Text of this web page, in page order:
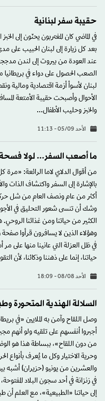
حقيبة سفر لبنانية
في الماضي كان المغتربون يحنّون إلى
عند العودة من بيروت إلى لندن مدججة
الصعب الحصول على دواء في
لبنان لأسوأ أزمة اقتصادية ومالية
الأحوال وأصبحت حقيبة الأمتعة
والخبز وحليب الأطفال...
الأحد 05/09 - 11:13
ما أصعب السفر... لولا فسحة
من أقوال الدلاي لاما الرائعة:
بالإشارة إلى السفر واكتشاف الذات
أكثر من عام ونصف العام من شل
وشك أن تنسى شعور التحليق في
الكثير من حياتنا ومن غذائنا
وهؤلاء الذين لا يسافرون قرأوا
في ظل العزلة التي عانينا منها على
حياتنا، إنما على ذهننا وذكائنا، لأن
الأحد 08/08 - 18:09
السلالة الهندية المتحورة
وصل اللقاح وآمن به الملايين «في
أجبروا أنفسهم على تلقيه ولو أنهم
من دون اللقاح»، ببساطة هذا هو
وحرية الاختيار وكل ما يُعرف بأنواع
والعشرين من يونيو (حزيران) أشبه
في زنزانة في أحد سجون البلاد
إلى حياتنا «الطبيعية»، مع العلم